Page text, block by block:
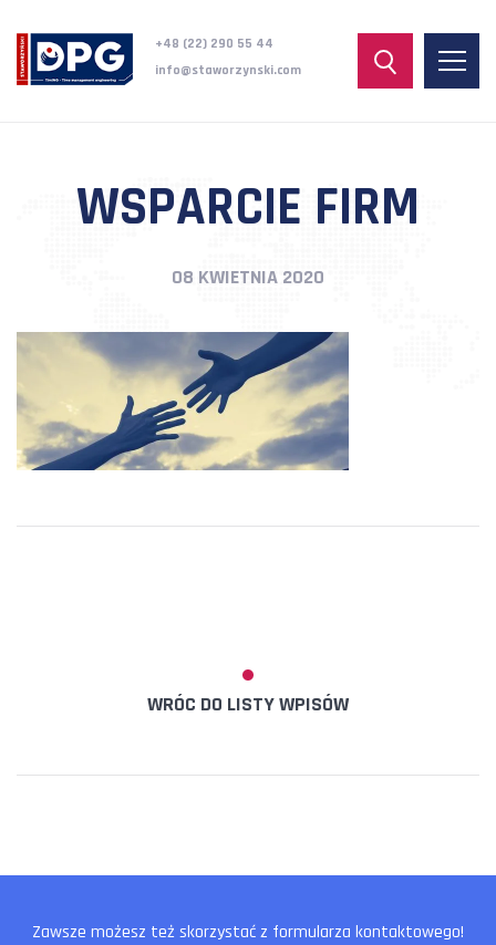
+48 (22) 290 55 44
info@staworzynski.com
WSPARCIE FIRM
08 KWIETNIA 2020
WRÓC DO LISTY WPISÓW
Zawsze możesz też skorzystać z formularza kontaktowego!